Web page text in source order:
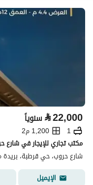
⃁22,000 سنوياً
1
1,200 م2
شارع حروب، حي قرطبة،
الإيميل